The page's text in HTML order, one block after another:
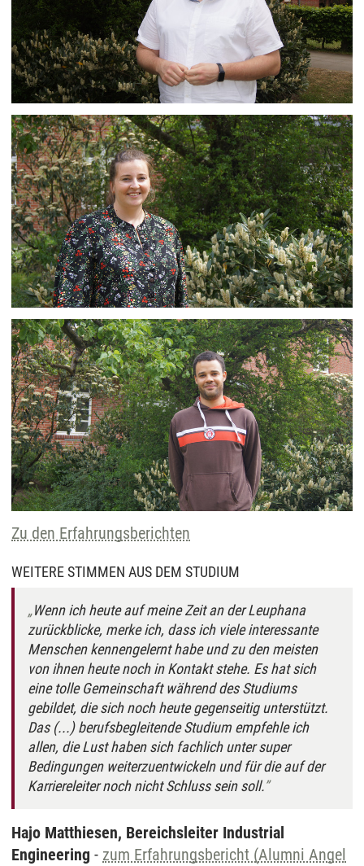
Zu den Erfahrungsberichten
WEITERE STIMMEN AUS DEM STUDIUM
Wenn ich heute auf meine Zeit an der Leuphana
zurückblicke, merke ich, dass ich viele interessante
Menschen kennengelernt habe und zu den meisten
von ihnen heute noch in Kontakt stehe. Es hat sich
eine tolle Gemeinschaft während des Studiums
gebildet, die sich noch heute gegenseitig unterstützt.
Das (...) berufsbegleitende Studium empfehle ich
allen, die Lust haben sich fachlich unter super
Bedingungen weiterzuentwickeln und für die auf der
Karriereleiter noch nicht Schluss sein soll.
Hajo Matthiesen, Bereichsleiter Industrial
Engineering - zum Erfahrungsbericht (Alumni Angel